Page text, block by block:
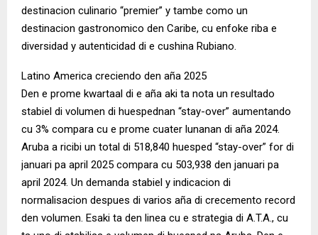
destinacion culinario “premier” y tambe como un
destinacion gastronomico den Caribe, cu enfoke riba e
diversidad y autenticidad di e cushina Rubiano.
Latino America creciendo den aña 2025
Den e prome kwartaal di e aña aki ta nota un resultado
stabiel di volumen di huespednan “stay-over” aumentando
cu 3% compara cu e prome cuater lunanan di aña 2024.
Aruba a ricibi un total di 518,840 huesped “stay-over” for di
januari pa april 2025 compara cu 503,938 den januari pa
april 2024. Un demanda stabiel y indicacion di
normalisacion despues di varios aña di crecemento record
den volumen. Esaki ta den linea cu e strategia di A.T.A., cu